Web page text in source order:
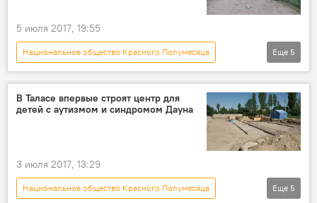
5 июля 2017, 19:55
Национальное общество Красного Полумесяца
Общество
Новости
Кыргызстан
мусор
волонтер
Еще 5
В Таласе впервые строят центр для
детей с аутизмом и синдромом Дауна
3 июля 2017, 13:29
Национальное общество Красного Полумесяца
Еще 5